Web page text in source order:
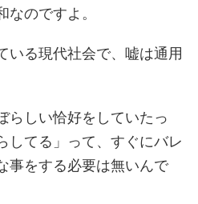
のですよ。
いる現代社会で、嘘は通用
らしい恰好をしていたっ
してる」って、すぐにバレ
事をする必要は無いんで